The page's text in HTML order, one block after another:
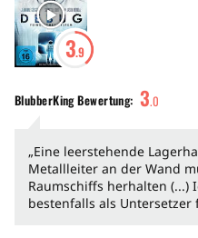
3.9
BlubberKingBewertung: 3.0
„Eine leerstehende
Metallleiter an der Wand
Raumschiffs herhalten (...)
bestenfalls als Untersetzer